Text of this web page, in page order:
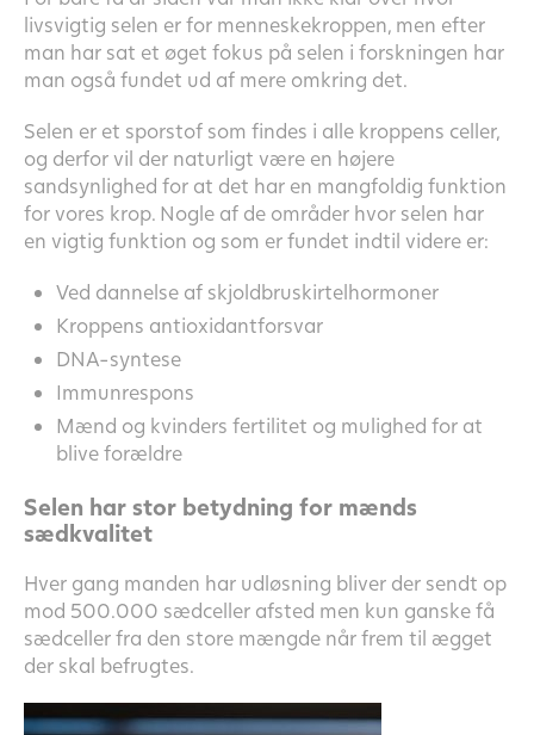
livsvigtig selen er for menneskekroppen, men efter
man har sat et øget fokus på selen i forskningen har
man også fundet ud af mere omkring det.
Selen er et sporstof som findes i alle kroppens celler,
og derfor vil der naturligt være en højere
sandsynlighed for at det har en mangfoldig funktion
for vores krop. Nogle af de områder hvor selen har
en vigtig funktion og som er fundet indtil videre er:
Ved dannelse af skjoldbruskirtelhormoner
Kroppens antioxidantforsvar
DNA-syntese
Immunrespons
Mænd og kvinders fertilitet og mulighed for at
blive forældre
Selen har stor betydning for mænds
sædkvalitet
Hver gang manden har udløsning bliver der sendt op
mod 500.000 sædceller afsted men kun ganske få
sædceller fra den store mængde når frem til ægget
der skal befrugtes.